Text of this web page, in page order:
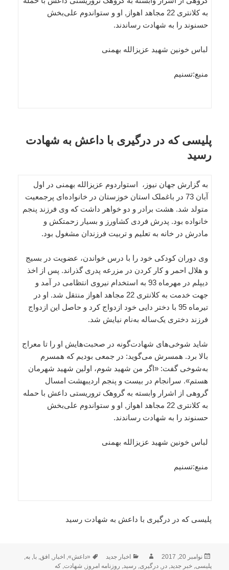
به کلانتری 22 مجاهد اهواز, او و ستواندوم علی‌بخش
حسنوند را به شهادت رساندند.
لباس خونین شهید عزیزالله بهمنی
منبع:تسنیم
پلیسی که در درگیری با داعش به شهادت
رسید
به گزارش جهان نیوز، استواردوم عزیزالله بهمنی در اول
آبان 73 در باغملک استان خوزستان در خانواده‌ای پرجمعیت
متولد شد. هشت برادر و دو خواهر داشت که وی فرزند پنجم
خانواده بود. پدرش فردی کشاورز و بسیار زحمتکش و
مادرش در خانه به تعلیم و تربیت فرزندان مشغول بود.
وی دوران کودکی خود را با درس خواندن، عضویت در بسیج
و هلال احمر و کار کردن در مزرعه پدری گذراند. پس از اخذ
دیپلم در مهرماه 93 به استخدام نیروی انتظامی در آمد و
جهت خدمت به کلانتری 22 مجاهد اهواز منتقل شد. او در
تیرماه 95 با دختر دایی خود ازدواج کرد و حاصل این ازدواج
فرزند دختری یک‌ساله به‌نام نیایش شد.
شاید شوخی‌های شهادت‌گونه در صحبت‌هایش او را تا معراج
بالا برد. همسرش می‌گوید: در جمعی بودیم که همسرم
به‌شوخی گفت: «اگر من شهید شوم، اولین شهید شهرمان
هستم». سرانجام در بیست و پنجم اردیبهشت امسال
گروهی از اشرار وابسته به گروهک تروریستی داعش با حمله
به کلانتری 22 مجاهد اهواز, او و ستواندوم علی‌بخش
حسنوند را به شهادت رساندند.
لباس خونین شهید عزیزالله بهمنی
منبع:تسنیم
پلیسی که در درگیری با داعش به شهادت رسید
ارسال
شده
نوامبر 20, 2017 نویسندهدسته‌ها
اخبار جدید برچسب‌ها
«داعش», اخبار, افق,با,به,
پلیسی,خبر جدید,در,درگیری, رسید, روزنامه امروز, شهادت,که